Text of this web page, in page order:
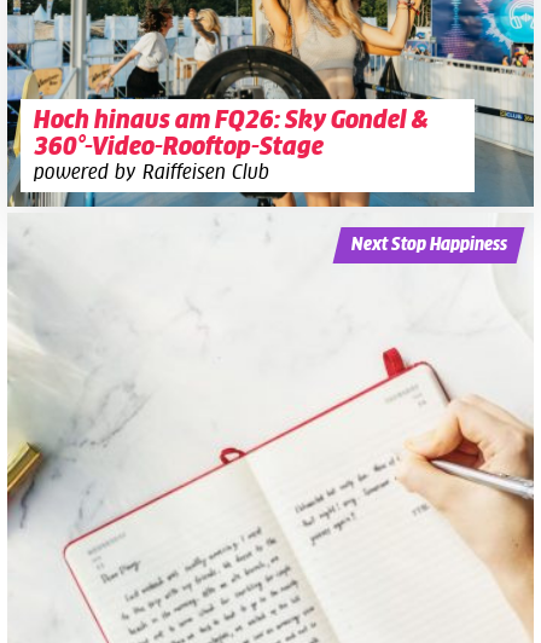
Hoch hinaus am FQ26: Sky Gondel &
360°-Video-Rooftop-Stage
powered by Raiffeisen Club
Next Stop Happiness